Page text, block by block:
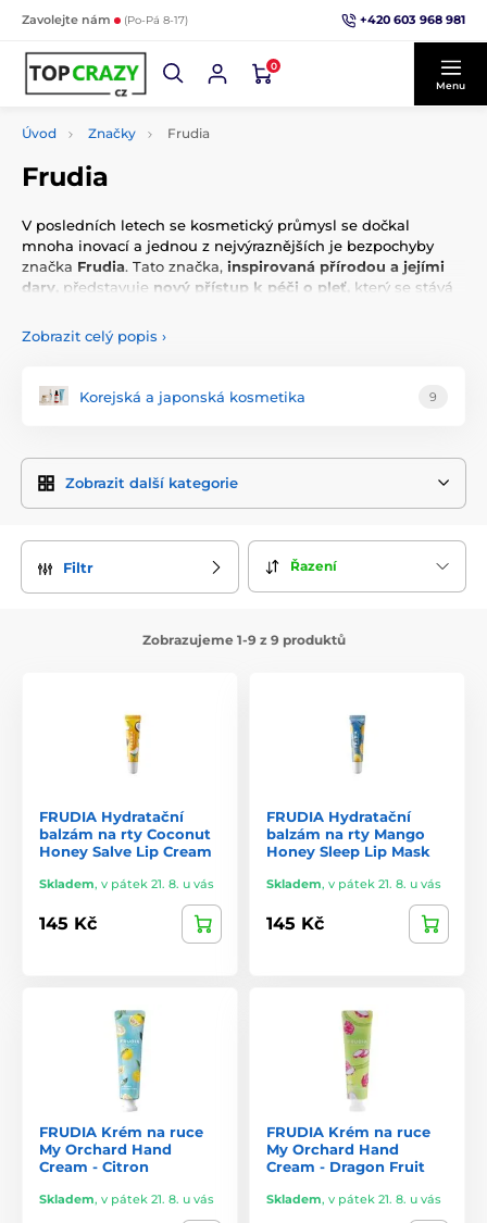
Zavolejte nám (Po-Pá 8-17) +420 603 968 981
0
Menu
Úvod Značky Frudia
Frudia
V posledních letech se kosmetický průmysl se dočkal
mnoha inovací a jednou z nejvýraznějších je bezpochyby
značka Frudia. Tato značka, inspirovaná přírodou a jejími
dary, představuje nový přístup k péči o pleť, který se stává
Hlavním rys, který odlišuje Frudiu od ostatních kosmetických
technologie umožňuje získávat
maximální možnou koncentrací účinných látek,
dalších prospěšných látek.
pro různé typy pleti a různé potřeby. Ať už máte suchou,
mastnou, smíšenou nebo citlivou pleť, ve Frudiině nabídce
najdete přesně to, co vaše pleť potřebuje. Mezi jejich
masky na obličej a tonery, které všechny využívají sílu
přírodních extraktů pro maximální účinek.
šetrnost k životnímu prostředí
. Většina produktů je
formulována bez parabenů, syntetických barviv a
minerálních olejů, což je dělá vhodnými i pro osoby s citlivou
pletí. Značka také pracuje na
minimalizaci svého dopadu na
obalů.
Zařazení produktů Frudia do vaší denní kosmetické rutiny
přírodních složek a inovativní technologii extrakce jsou
produkty Frudia nejen účinné, ale také šetrné k vaší pleti a
k životnímu prostředí.
Ať už hledáte řešení pro suchou pleť,
Frudia je značka, která stojí na přední linii kosmetického
průmyslu díky svému inovativnímu přístupu a zaměření na
přírodní složení. Pokud hledáte kosmetiku, která je nejen
efektivní, ale také šetrná k vaší pleti a k planetě, Frudia by
měla být vaší první volbou. Vyzkoušejte jejich produkty a
přesvědčte se sami o jejich účincích.
Zobrazit celý popis ›
Korejská a japonská kosmetika 9
Zobrazit další kategorie
Filtr Řazení
Zobrazujeme 1-9 z 9 produktů
FRUDIA Hydratační
balzám na rty Coconut
Honey Salve Lip Cream
Skladem, v pátek 21. 8. u vás
145 Kč
FRUDIA Hydratační
balzám na rty Mango
Honey Sleep Lip Mask
Skladem, v pátek 21. 8. u vás
145 Kč
FRUDIA Krém na ruce
My Orchard Hand
Cream - Citron
Skladem, v pátek 21. 8. u vás
FRUDIA Krém na ruce
My Orchard Hand
Cream - Dragon Fruit
Skladem, v pátek 21. 8. u vás